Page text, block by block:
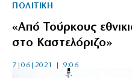
ΠΟΛΙΤΙΚΗ
«Από Τούρκους
στο Καστελόριζο»
7|06|2021 | 9:06